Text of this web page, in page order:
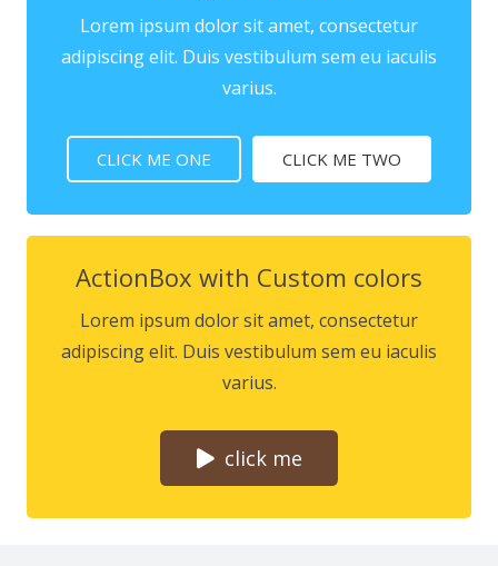
Lorem ipsum dolor sit amet, consectetur
adipiscing elit. Duis vestibulum sem eu iaculis
varius.
CLICK ME ONE CLICK ME TWO
ActionBox with Custom colors
Lorem ipsum dolor sit amet, consectetur
adipiscing elit. Duis vestibulum sem eu iaculis
varius.
click me